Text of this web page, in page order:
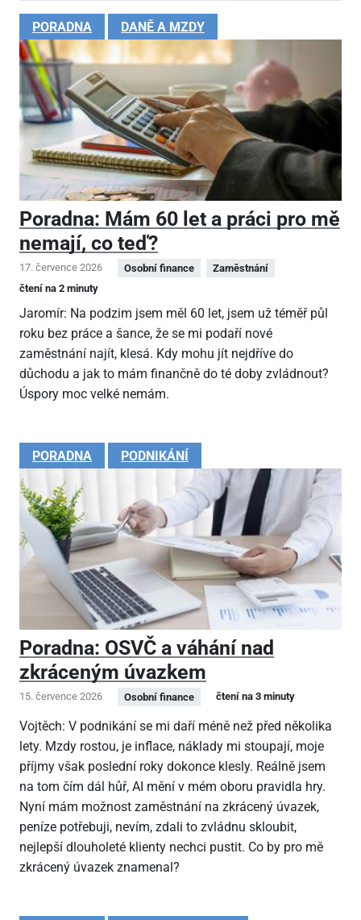
PORADNA DANĚ A MZDY
Poradna: Mám 60 let a práci pro mě
nemají, co teď?
17. července 2026 Osobní finance
Zaměstnání
čtení na 2 minuty
Jaromír: Na podzim jsem měl 60 let, jsem už téměř půl
roku bez práce a šance, že se mi podaří nové
zaměstnání najít, klesá. Kdy mohu jít nejdříve do
důchodu a jak to mám finančně do té doby zvládnout?
Úspory moc velké nemám.
PORADNA PODNIKÁNÍ
Poradna: OSVČ a váhání nad
zkráceným úvazkem
15. července 2026 Osobní finance čtení na 3 minuty
Vojtěch: V podnikání se mi daří méně než před několika
lety. Mzdy rostou, je inflace, náklady mi stoupají, moje
příjmy však poslední roky dokonce klesly. Reálně jsem
na tom čím dál hůř, AI mění v mém oboru pravidla hry.
Nyní mám možnost zaměstnání na zkrácený úvazek,
peníze potřebuji, nevím, zdali to zvládnu skloubit,
nejlepší dlouholeté klienty nechci pustit. Co by pro mě
zkrácený úvazek znamenal?